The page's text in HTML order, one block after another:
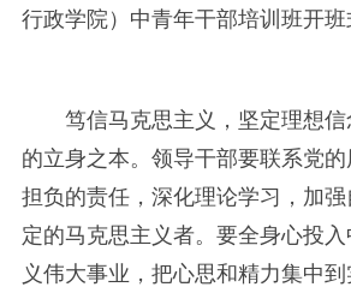
行政学院）中青年干部培训班开
笃信马克思主义，坚定理想
的立身之本。领导干部要联系党
担负的责任，深化理论学习，加
定的马克思主义者。要全身心投
义伟大事业，把心思和精力集中